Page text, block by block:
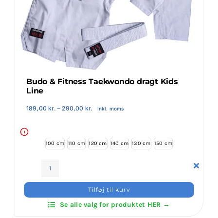
Klubaftalesider – Find din klub
Brodering / Tryk
Kontakt Invictus Fightwear
Om Invictus Fightwear
Information
Nyheder
Budo & Fitness Taekwondo dragt Kids
Line
189,00kr. – 290,00 kr. Prisinterval:
Inkl. moms
i
100 cm 110 cm 120 cm 140 cm 130 cm 150 cm
Fitness
Taekwondo
Tilføj til kurv
Se alle valg for produktet HER →